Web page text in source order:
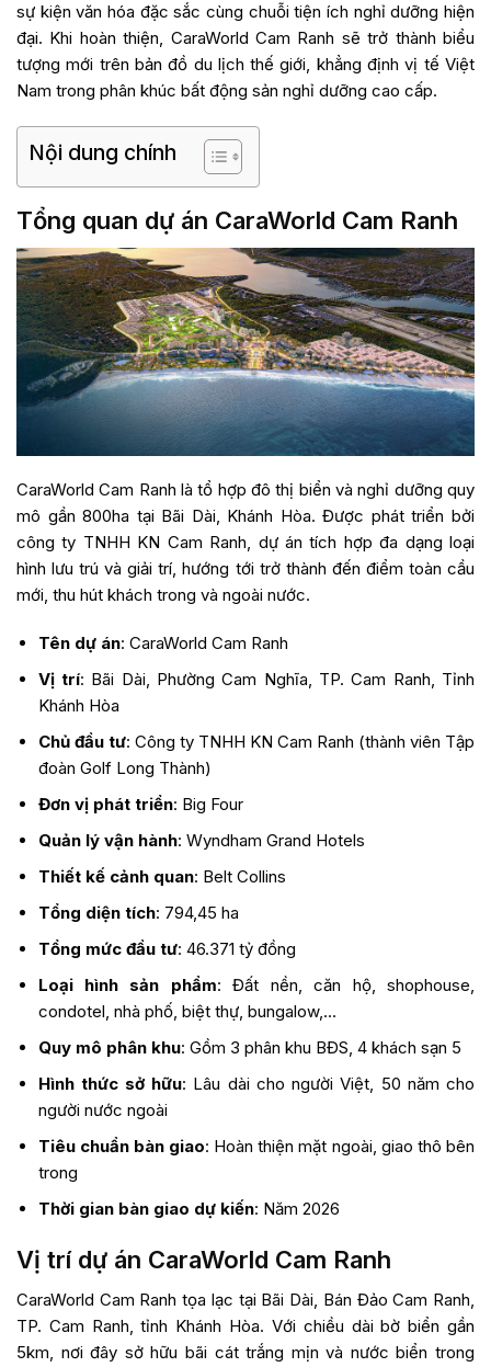
sự kiện văn hóa đặc sắc cùng chuỗi tiện ích nghỉ dưỡng hiện
đại. Khi hoàn thiện, CaraWorld Cam Ranh sẽ trở thành biểu
tượng mới trên bản đồ du lịch thế giới, khẳng định vị tế Việt
Nam trong phân khúc bất động sản nghỉ dưỡng cao cấp.
Nội dung chính
Tổng quan dự án CaraWorld Cam Ranh
CaraWorld Cam Ranh là tổ hợp đô thị biển và nghỉ dưỡng quy
mô gần 800ha tại Bãi Dài, Khánh Hòa. Được phát triển bởi
công ty TNHH KN Cam Ranh, dự án tích hợp đa dạng loại
hình lưu trú và giải trí, hướng tới trở thành đến điểm toàn cầu
mới, thu hút khách trong và ngoài nước.
Tên dự án: CaraWorld Cam Ranh
Vị trí: Bãi Dài, Phường Cam Nghĩa, TP. Cam Ranh, Tỉnh
Khánh Hòa
Chủ đầu tư: Công ty TNHH KN Cam Ranh (thành viên Tập
đoàn Golf Long Thành)
Đơn vị phát triển: Big Four
Quản lý vận hành: Wyndham Grand Hotels
Thiết kế cảnh quan: Belt Collins
Tổng diện tích: 794,45 ha
Tổng mức đầu tư: 46.371 tỷ đồng
Loại hình sản phẩm: Đất nền, căn hộ, shophouse,
condotel, nhà phố, biệt thự, bungalow,…
Quy mô phân khu: Gồm 3 phân khu BĐS, 4 khách sạn 5
Hình thức sở hữu: Lâu dài cho người Việt, 50 năm cho
người nước ngoài
Tiêu chuẩn bàn giao: Hoàn thiện mặt ngoài, giao thô bên
trong
Thời gian bàn giao dự kiến: Năm 2026
Vị trí dự án CaraWorld Cam Ranh
CaraWorld Cam Ranh tọa lạc tại Bãi Dài, Bán Đảo Cam Ranh,
TP. Cam Ranh, tỉnh Khánh Hòa. Với chiều dài bờ biển gần
5km, nơi đây sở hữu bãi cát trắng mịn và nước biển trong